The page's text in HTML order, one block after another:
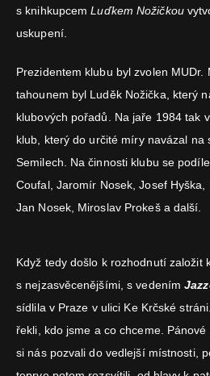
s knihkupcemLuďkem Nožičkou
uskupení.
Prezidentem klubu byl zvolen MUDr.
tahounem byl Luděk Nožička, který
klubových pořadů. Na jaře 1984 tak
klub, který do určité míry navázal
Semilech. Na činnosti klubu se
Coufal, Jaromír Nosek, Josef Hyška,
Jan Nosek, Miroslav Prokeš a další.
Když tedy došlo k rozhodnutí založit
s nejzasvěcenějšími, s vedením
sídlila v Praze v ulici Ke Krčské
řekli, kdo jsme a co chceme.
si nás pozvali do vedlejší místnosti,